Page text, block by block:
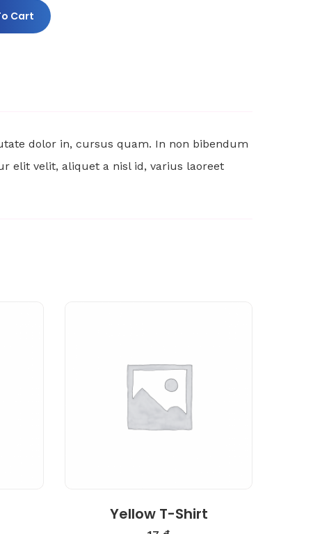
Cart
dolor in, cursus quam. In non bibendum
elit velit, aliquet a nisl id, varius laoreet
Yellow T-Shirt